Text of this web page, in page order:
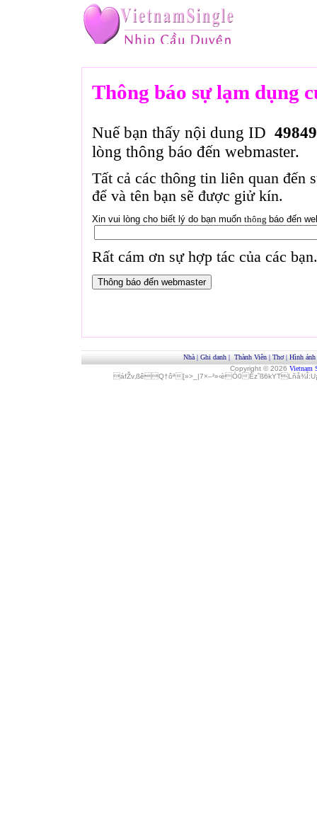
Thông báo sự lạm dụng
Nuế bạn thấy nội dung ID
lòng thông báo đến webmaster.
Tất cả các thông tin liên quan đến
để và tên bạn sẽ được giử kín.
Xin vui lòng cho biết lý do bạn muốn thông báo đến
Rất cám ơn sự hợp tác của các bạn.
Nhà | Ghi danh | Thành Viên | Thơ| Hình ảnh
Copyright © 2026 Vietnam
áfŽv‚ßêQ†ôª[»>_|7×–²»‹èÓ0